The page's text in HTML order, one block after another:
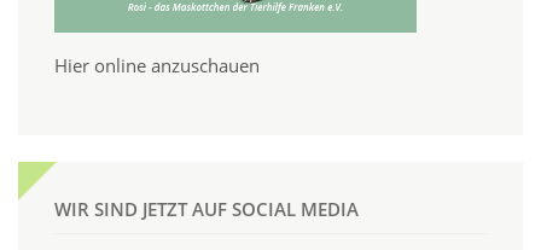
Hier online anzuschauen
WIR SIND JETZT AUF SOCIAL MEDIA